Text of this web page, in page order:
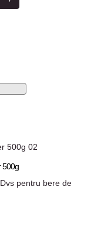
500g
pentru bere de